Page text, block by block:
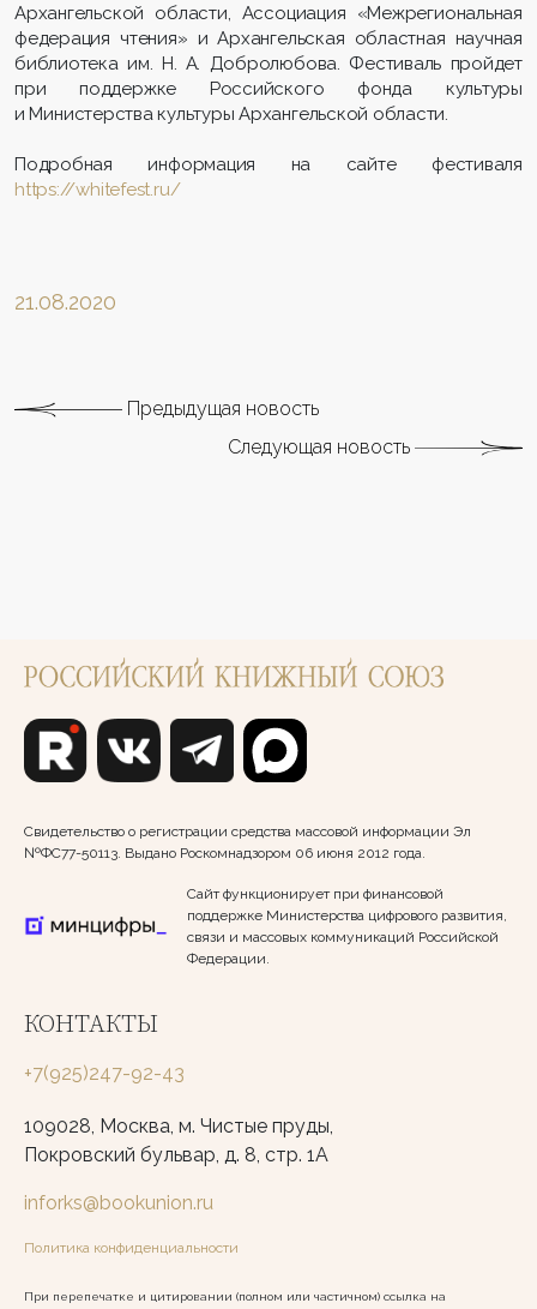
Архангельской области, Ассоциация «Межрегиональная
федерация чтения» и Архангельская областная научная
библиотека им. Н. А. Добролюбова. Фестиваль пройдет
при поддержке Российского фонда культуры
и Министерства культуры Архангельской области.
Подробная информация на сайте фестиваля
https://whitefest.ru/
21.08.2020
Предыдущая новость
Следующая новость
Свидетельство о регистрации средства массовой информации Эл
№ФС77-50113. Выдано Роскомнадзором 06 июня 2012 года.
Сайт функционирует при финансовой
поддержке Министерства цифрового развития,
связи и массовых коммуникаций Российской
Федерации.
КОНТАКТЫ
+7(925)247-92-43
109028, Москва, м. Чистые пруды,
Покровский бульвар, д. 8, стр. 1А
inforks@bookunion.ru
Политика конфиденциальности
При перепечатке и цитировании (полном или частичном) ссылка на